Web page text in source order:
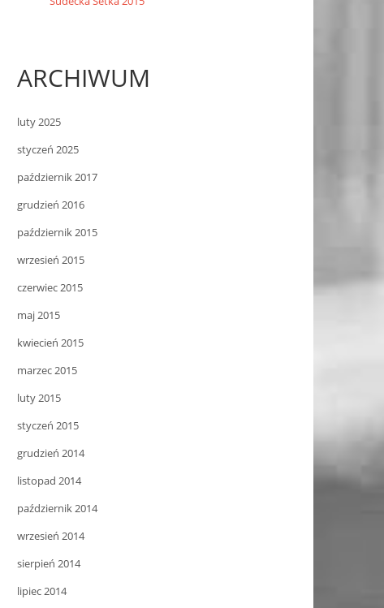
ARCHIWUM
luty 2025
styczeń 2025
październik 2017
grudzień 2016
październik 2015
wrzesień 2015
czerwiec 2015
maj 2015
kwiecień 2015
marzec 2015
luty 2015
styczeń 2015
grudzień 2014
listopad 2014
październik 2014
wrzesień 2014
sierpień 2014
lipiec 2014